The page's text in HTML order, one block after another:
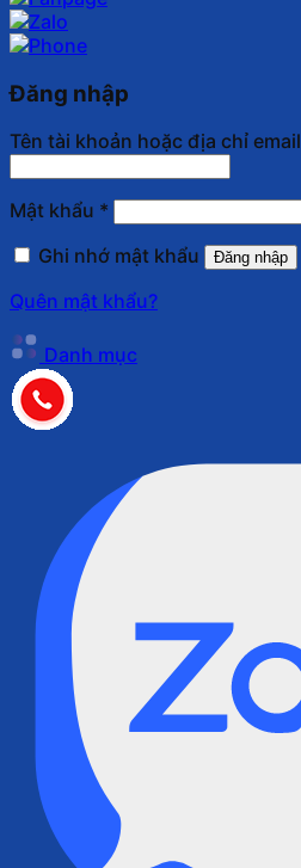
Đăng nhập
Tên tài khoản hoặc địa chỉ email
Mật khẩu *
Ghi nhớ mật khẩu
Đăng nhập
Quên mật khẩu?
Danh mục